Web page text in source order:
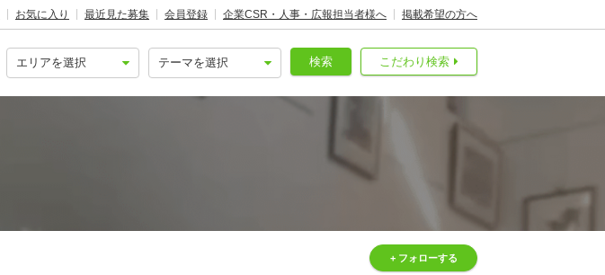
お気に入り 最近見た募集 会員登録 企業CSR・人事・広報担当者様へ 掲載希望の方へ
こだわり検索
検索
+ フォローする